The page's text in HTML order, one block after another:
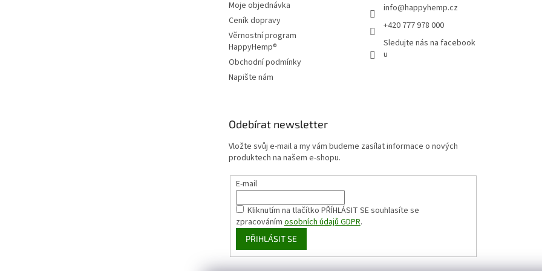
Moje objednávka
Ceník dopravy
Věrnostní program
HappyHemp®
Obchodní podmínky
Napište nám
info@happyhemp.cz
+420 777 978 000
Sledujte nás na facebook
u
Odebírat newsletter
Vložte svůj e-mail a my vám budeme zasílat informace o nových
produktech na našem e-shopu.
E-mail
Kliknutím na tlačítko PŘÍHLÁSIT SEsouhlasíte se
zpracovánímosobních údajů GDPR.
PŘIHLÁSIT SE